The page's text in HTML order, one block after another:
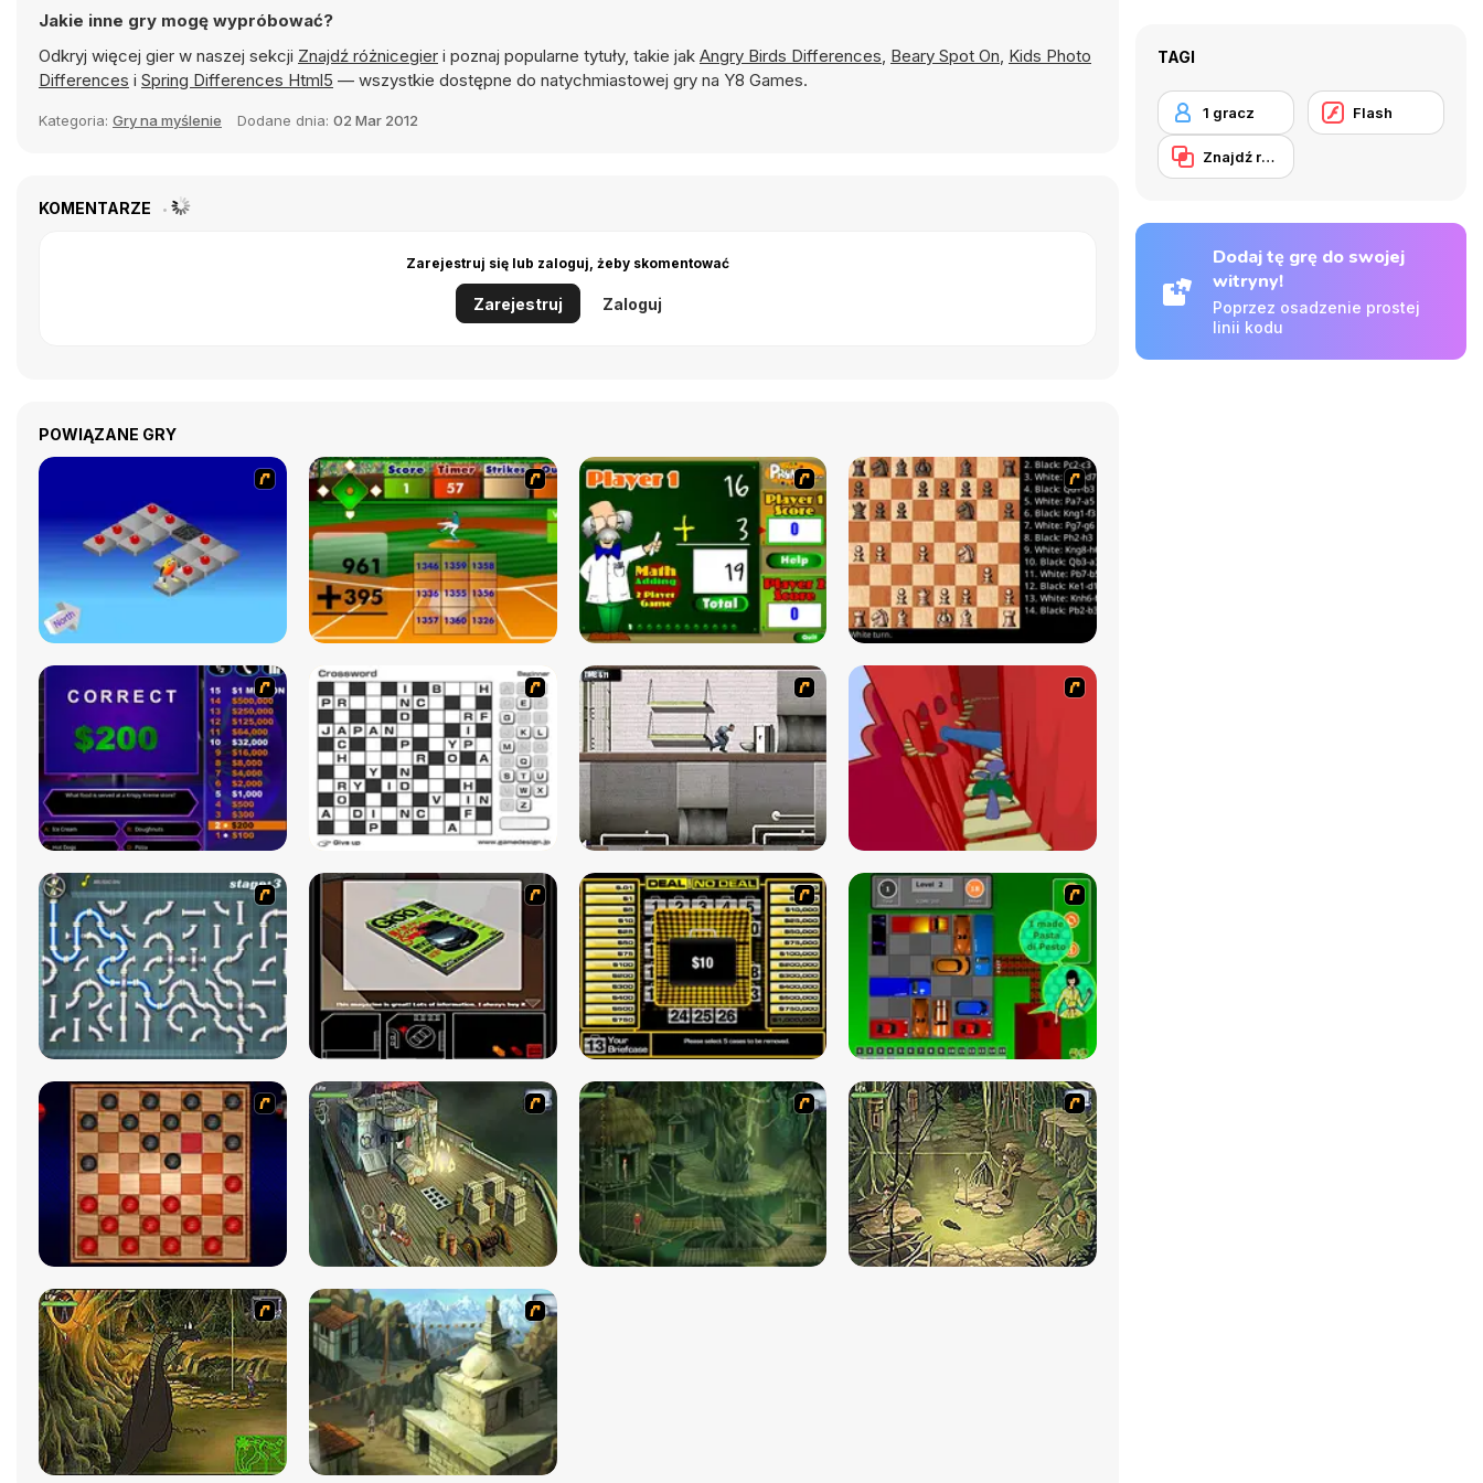
Jakie inne gry mogę wypróbować?
Odkryj więcej gier w naszej sekcji Znajdź różnicegier i poznaj popularne tytuły, takie jak Angry Birds Differences, Beary Spot On, Kids Photo
Differences i Spring Differences Html5 — wszystkie dostępne do natychmiastowej gry na Y8 Games.
Kategoria: Gry na myślenie Dodane dnia: 02 Mar 2012
KOMENTARZE
Zarejestruj się lub zaloguj, żeby skomentować
Zarejestruj Zaloguj
POWIĄZANE GRY
TAGI
1 gracz Flash
Znajdź różnice
Dodaj tę grę do swojej
witryny!
Poprzez osadzenie prostej
linii kodu